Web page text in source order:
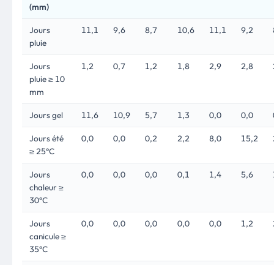
(mm)
Jours
pluie
11,1 9,6 8,7 10,6 11,1 9,2
Jours
pluie ≥ 10
mm
1,2 0,7 1,2 1,8 2,9 2,8
Jours gel 11,6 10,9 5,7 1,3 0,0 0,0
Jours été
≥ 25°C
0,0 0,0 0,2 2,2 8,0 15,2
Jours
chaleur ≥
30°C
0,0 0,0 0,0 0,1 1,4 5,6
Jours
canicule ≥
35°C
0,0 0,0 0,0 0,0 0,0 1,2